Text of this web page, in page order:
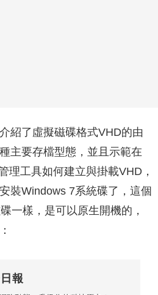
紹了虛擬磁碟格式VHD的由
主要存檔型態，並且示範在
理工具如何建立與掛載VHD，
裝Windows 7系統碟了，這個
一樣，是可以原生開機的，
報